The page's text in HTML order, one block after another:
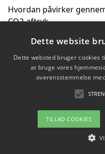
Hvordan påvirker
CO2-aftryk
Hvordan nyheder om
hverdag
Om / kontakt
Dette website
Dette websted bruger cookies
at bruge vores
overensstemmelse
TILLAD COOKIES